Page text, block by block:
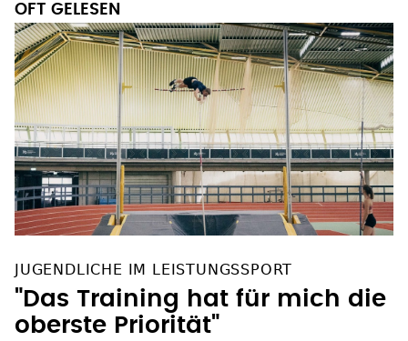
OFT GELESEN
JUGENDLICHE IM LEISTUNGSSPORT
"Das Training hat für mich die
oberste Priorität"